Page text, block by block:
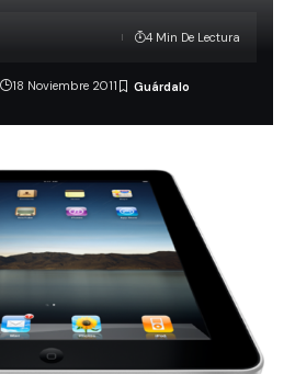
18 Noviembre 2011
4 Min De Lectura